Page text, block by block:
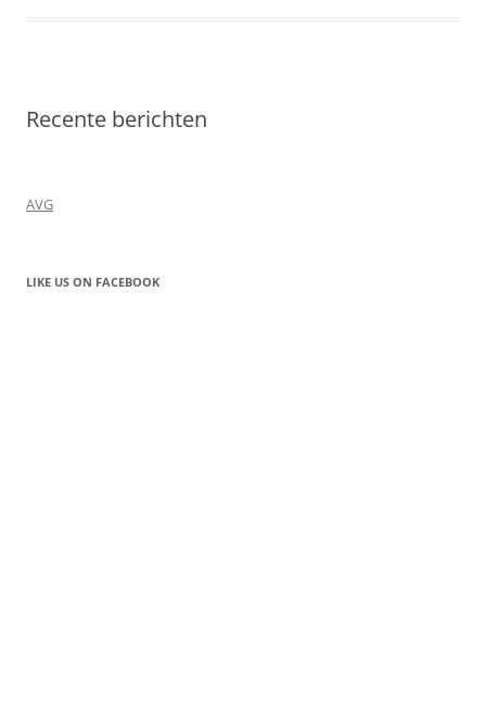
Recente berichten
AVG
LIKE US ON FACEBOOK